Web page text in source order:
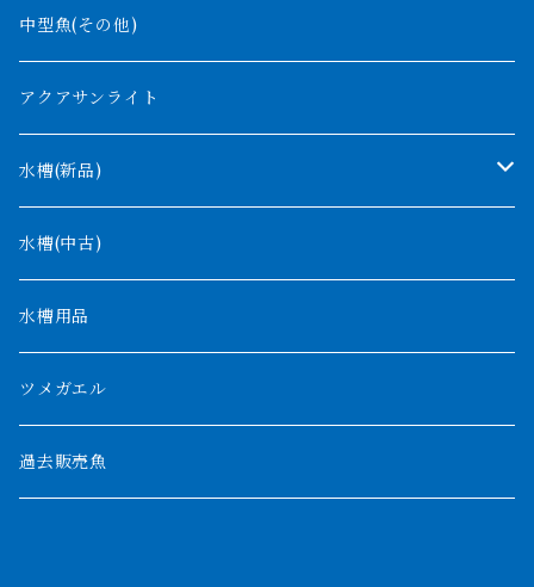
ナイジェリア
オルナティピンニス
コンゴ
タンガニーカ
ウィークシー
モケレンベンベ
デルヘッジ
ザイールグリーン
パルマス
ポーリー
セネガルス
中型魚(その他)
アクアサンライト
水槽(新品)
1200mm以下
1500mm
1800mm
2000mm以上
水槽(中古)
水槽用品
ツメガエル
過去販売魚